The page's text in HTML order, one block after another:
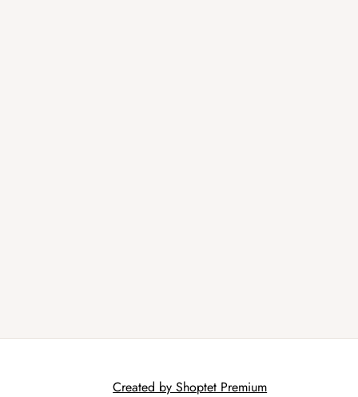
Created by Shoptet Premium